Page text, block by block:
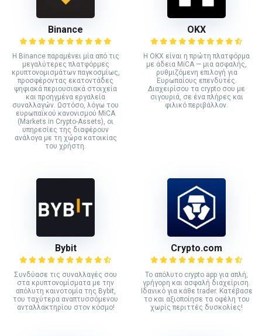
Binance
Η Binance παραμένει μία από τις
μεγαλύτερες πλατφόρμες
κρυπτονομισμάτων παγκοσμίως,
προσφέροντας εκατοντάδες
ψηφιακά περιουσιακά στοιχεία
και προηγμένα εργαλεία
συναλλαγών. Ωστόσο, λόγω του
ευρωπαϊκού κανονισμού MiCA
(Markets in Crypto-Assets), οι
υπηρεσίες της διαφέρουν
ανάλογα με τη χώρα κατοικίας
του χρήστη.
ΟΚΧ
Η OKX είναι η πρώτη πλατφόρμα
με άδεια MiCA — μια ασφαλής,
ρυθμιζόμενη επιλογή για
Ευρωπαίους επενδυτές.
Διαχειρίσου τα crypto σου με
σιγουριά, σε ένα πλήρες και
φιλικό περιβάλλον.
Bybit
Συνδύασε τις συναλλαγές σου
στα κρυπτονομίσματα με την
απόλυτη καινοτομία της Bybit,
του ταχύτερα αναπτυσσόμενου
ανταλλακτηρίου στον κόσμο!
Crypto.com
Το απόλυτο crypto app για απλή,
γρήγορη και ασφαλή διαχείριση.
Ιδανικό για κάθε trader. Κατέβασε
το και αξιοποίησε τα οφέλη του
χωρίς περιττές δυσκολίες!